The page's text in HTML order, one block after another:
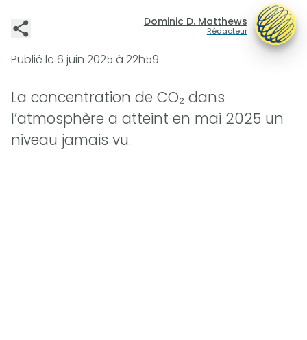
Dominic D. Matthews
Rédacteur
Publié le 6 juin 2025 à 22h59
La concentration de CO₂ dans
l’atmosphère a atteint en mai 2025 un
niveau jamais vu.